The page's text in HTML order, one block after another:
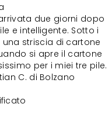
due giorni dopo
e intelligente. Sotto i
striscia di cartone
si apre il cartone
per i miei tre pile.
C. di Bolzano